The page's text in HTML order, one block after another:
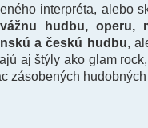
interpréta, alebo
vážnu hudbu, operu,
a českú hudbu ,
aj štýly ako glam
zásobených